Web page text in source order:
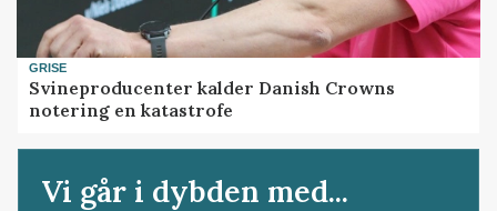
GRISE
Svineproducenter kalder Danish Crowns
notering en katastrofe
Vi går i dybden med...